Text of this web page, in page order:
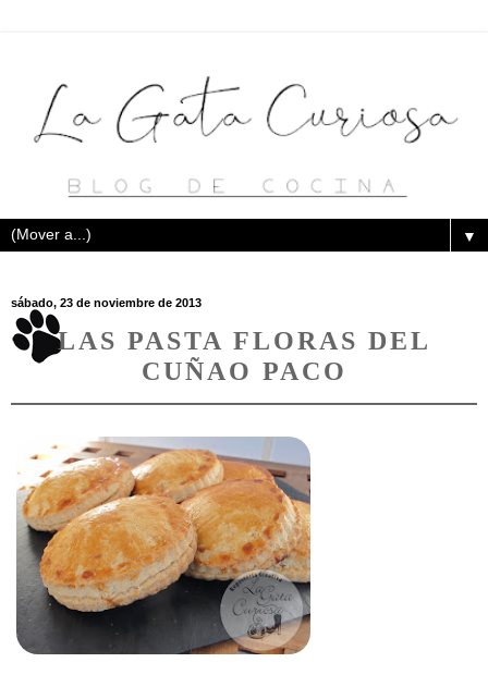
▼
sábado, 23 de noviembre de 2013
LAS PASTA FLORAS DEL
CUÑAO PACO